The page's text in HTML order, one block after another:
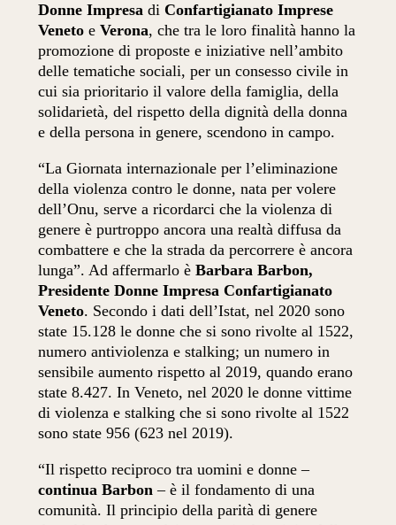
Donne Impresa di Confartigianato Imprese
Veneto eVerona, che tra le loro finalità hanno la
promozione di proposte e iniziative nell’ambito
delle tematiche sociali, per un consesso civile in
cui sia prioritario il valore della famiglia, della
solidarietà, del rispetto della dignità della donna
e della persona in genere, scendono in campo.
“La Giornata internazionale per l’eliminazione
della violenza contro le donne, nata per volere
dell’Onu, serve a ricordarci che la violenza di
genere è purtroppo ancora una realtà diffusa da
combattere e che la strada da percorrere è ancora
lunga”. Ad affermarlo èBarbara Barbon,
Presidente Donne Impresa Confartigianato
Veneto. Secondo i dati dell’Istat, nel 2020 sono
state 15.128 le donne che si sono rivolte al 1522,
numero antiviolenza e stalking; un numero in
sensibile aumento rispetto al 2019, quando erano
state 8.427. In Veneto, nel 2020 le donne vittime
di violenza e stalking che si sono rivolte al 1522
sono state 956 (623 nel 2019).
“Il rispetto reciproco tra uomini e donne –
continua Barbon – è il fondamento di una
comunità. Il principio della parità di genere